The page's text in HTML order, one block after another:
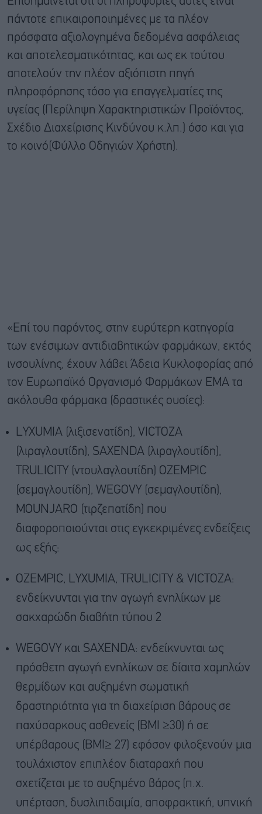
πάντοτε επικαιροποιημένες με τα πλέον
πρόσφατα αξιολογημένα δεδομένα ασφάλειας
και αποτελεσματικότητας, και ως εκ τούτου
αποτελούν την πλέον αξιόπιστη πηγή
πληροφόρησης τόσο για επαγγελματίες της
υγείας (Περίληψη Χαρακτηριστικών Προϊόντος,
Σχέδιο Διαχείρισης Κινδύνου κ.λπ.) όσο και για
το κοινό(Φύλλο Οδηγιών Χρήστη).
«Επί του παρόντος, στην ευρύτερη κατηγορία
των ενέσιμων αντιδιαβητικών φαρμάκων, εκτός
ινσουλίνης, έχουν λάβει Άδεια Κυκλοφορίας από
τον Ευρωπαϊκό Οργανισμό Φαρμάκων ΕΜΑ τα
ακόλουθα φάρμακα (δραστικές ουσίες):
LYXUMIA (λιξισενατίδη), VICTOZA
(λιραγλουτίδη), SAXENDA (λιραγλουτίδη),
TRULICITY (ντουλαγλουτίδη) OZEMPIC
(σεμαγλουτίδη), WEGOVY (σεμαγλουτίδη),
MOUNJARO (τιρζεπατίδη) που
διαφοροποιούνται στις εγκεκριμένες ενδείξεις
ως εξής:
OZEMPIC, LYXUMIA, TRULICITY & VICTOZA:
ενδείκνυνται για την αγωγή ενηλίκων με
σακχαρώδη διαβήτη τύπου 2
WEGOVY και SAXENDA: ενδείκνυνται ως
πρόσθετη αγωγή ενηλίκων σε δίαιτα χαμηλών
θερμίδων και αυξημένη σωματική
δραστηριότητα για τη διαχείριση βάρους σε
παχύσαρκους ασθενείς (ΒΜΙ ≥30) ή σε
υπέρβαρους (BMI≥ 27) εφόσον φιλοξενούν μια
τουλάχιστον επιπλέον διαταραχή που
σχετίζεται με το αυξημένο βάρος (π.χ.
υπέρταση, δυσλιπιδαιμία, αποφρακτική, υπνική